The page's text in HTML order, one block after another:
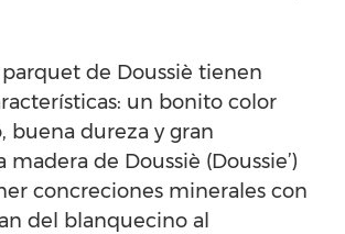
parquet de Doussiè tienen
un bonito color
buena dureza y gran
madera de Doussiè (Doussie’)
concreciones minerales con
del blanquecino al